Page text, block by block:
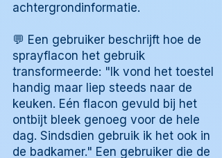
achtergrondinformatie.
💬 Een gebruiker beschrijft hoe de
sprayflacon het gebruik
transformeerde: "Ik vond het toestel
handig maar liep steeds naar de
keuken. Eén flacon gevuld bij het
ontbijt bleek genoeg voor de hele
dag. Sindsdien gebruik ik het ook in
de badkamer." Een gebruiker die de